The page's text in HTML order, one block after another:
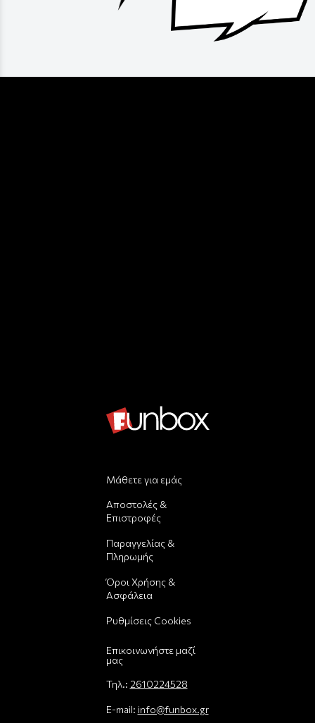
Μάθετε για εμάς
Αποστολές &
Επιστροφές
Παραγγελίας &
Πληρωμής
Όροι Χρήσης &
Ασφάλεια
Ρυθμίσεις Cookies
Επικοινωνήστε μαζί
μας
Τηλ.: 2610224528
E-mail: info@funbox.gr